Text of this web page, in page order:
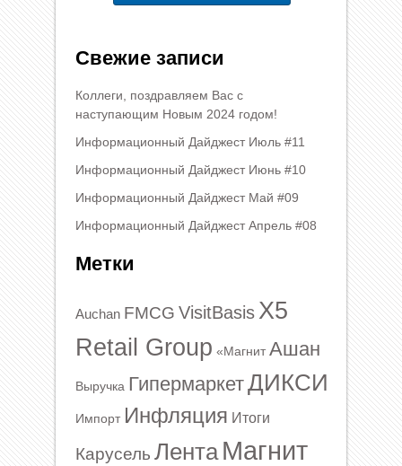
Свежие записи
Коллеги, поздравляем Вас с
наступающим Новым 2024 годом!
Информационный Дайджест Июль #11
Информационный Дайджест Июнь #10
Информационный Дайджест Май #09
Информационный Дайджест Апрель #08
Метки
Auchan FMCG VisitBasis X5
Retail Group «Магнит Ашан
Выручка Гипермаркет ДИКСИ
Импорт Инфляция Итоги
Карусель Лента Магнит